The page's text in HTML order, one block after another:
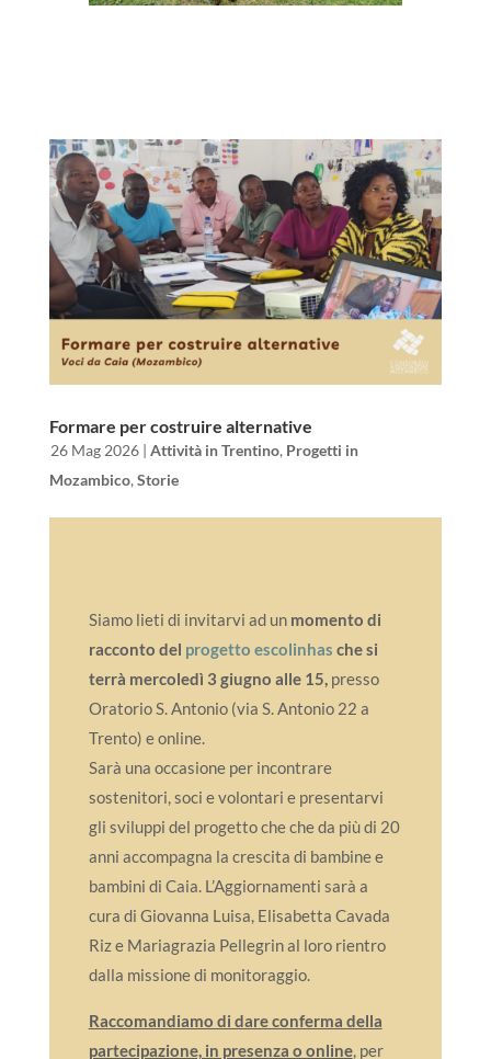
Formare per costruire alternative
26 Mag 2026| Attività in Trentino, Progetti in
Mozambico,Storie
Siamo lieti di invitarvi ad unmomento di
racconto del progetto escolinhas che si
terrà mercoledì 3 giugno alle 15, presso
Oratorio S. Antonio (via S. Antonio 22 a
Trento) e online.
Sarà una occasione per incontrare
sostenitori, soci e volontari e presentarvi
gli sviluppi del progetto che che da più di 20
anni accompagna la crescita di bambine e
bambini di Caia. L’Aggiornamenti sarà a
cura di Giovanna Luisa, Elisabetta Cavada
Riz e Mariagrazia Pellegrin al loro rientro
dalla missione di monitoraggio.
Raccomandiamo di dare conferma della
partecipazione, in presenza o online, per